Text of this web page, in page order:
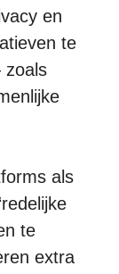
en
te
zoals
als
te
extra